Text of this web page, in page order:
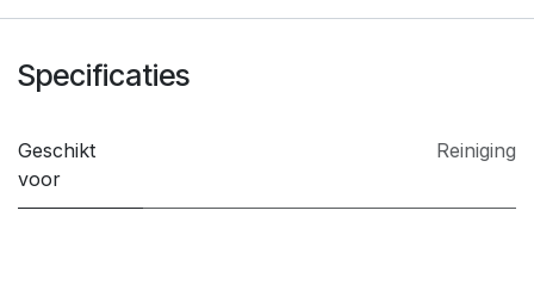
Specificaties
Geschikt
voor
Reiniging